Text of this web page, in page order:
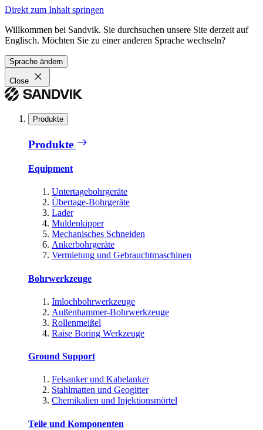
Direkt zum Inhalt springen
Willkommen bei Sandvik. Sie durchsuchen unsere Site derzeit auf
Englisch. Möchten Sie zu einer anderen Sprache wechseln?
Sprache ändern
Close
Produkte
Produkte
Equipment
Untertagebohrgeräte
Übertage-Bohrgeräte
Lader
Muldenkipper
Mechanisches Schneiden
Ankerbohrgeräte
Vermietung und Gebrauchtmaschinen
Bohrwerkzeuge
Imlochbohrwerkzeuge
Außenhammer-Bohrwerkzeuge
Rollenmeißel
Raise Boring Werkzeuge
Ground Support
Felsanker und Kabelanker
Stahlmatten und Geogitter
Chemikalien und Injektionsmörtel
Teile und Komponenten